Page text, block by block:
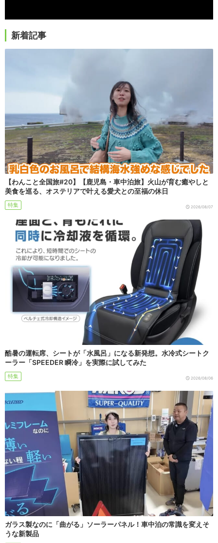
新着記事
【わんこと全国旅#20】【鹿児島・車中泊旅】火山が育む癒やしと
美食を巡る、オステリアで叶える愛犬との至福の休日
特集 2026/08/07
酷暑の運転席、シートが「水風呂」になる新発想。水冷式シートク
ーラー「SPEEDER 瞬冷」を実際に試してみた
特集 2026/08/06
ガラス製なのに「曲がる」ソーラーパネル！車中泊の常識を変えそ
うな新製品